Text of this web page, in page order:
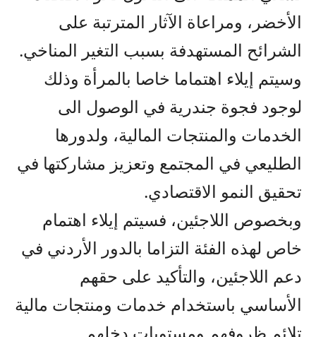
الأخضر، ومراعاة الآثار المترتبة على
الشرائح المستهدفة بسبب التغير المناخي.
وسيتم إيلاء اهتماما خاصا بالمرأة وذلك
لوجود فجوة جندرية في الوصول الى
الخدمات والمنتجات المالية، ولدورها
الطليعي في المجتمع وتعزيز مشاركتها في
تحقيق النمو الاقتصادي.
وبخصوص اللاجئين، فسيتم إيلاء اهتمام
خاص لهذه الفئة التزاما بالدور الأردني في
دعم اللاجئين، والتأكيد على حقهم
الأساسي باستخدام خدمات ومنتجات مالية